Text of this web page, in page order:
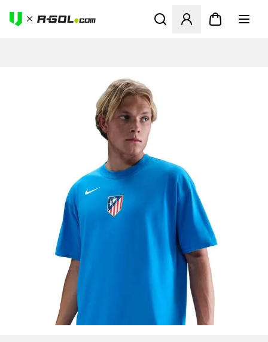
Megnyit egy modált a